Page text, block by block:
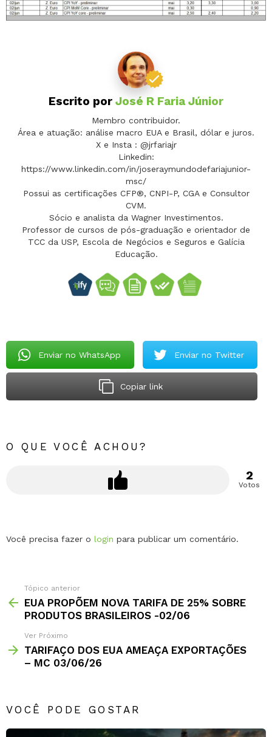
Escrito por José R Faria Júnior
Membro contribuidor.
Área e atuação: análise macro EUA e Brasil, dólar e juros.
X e Insta : @jrfariajr
Linkedin:
https://www.linkedin.com/in/joseraymundodefariajunior-
msc/
Possui as certificações CFP®, CNPI-P, CGA e Consultor
CVM.
Sócio e analista da Wagner Investimentos.
Professor de cursos de pós-graduação e orientador de
TCC da USP, Escola de Negócios e Seguros e Galícia
Educação.
Enviar no WhatsApp Enviar no Twitter
Copiar link
O QUE VOCÊ ACHOU?
2
Votos
Deixe
Você precisa fazer o login para publicar um comentário.
Tópico anterior
EUA PROPÕEM NOVA TARIFA DE 25% SOBRE
PRODUTOS BRASILEIROS -02/06
Ver Próximo
TARIFAÇO DOS EUA AMEAÇA EXPORTAÇÕES
– MC 03/06/26
VOCÊ PODE GOSTAR